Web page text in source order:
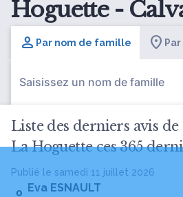
Hoguette -
Par nom de famille
Liste des derniers avis de
La Hoguette ces 365
Publié le samedi 11 juillet 2026
Eva ESNAULT